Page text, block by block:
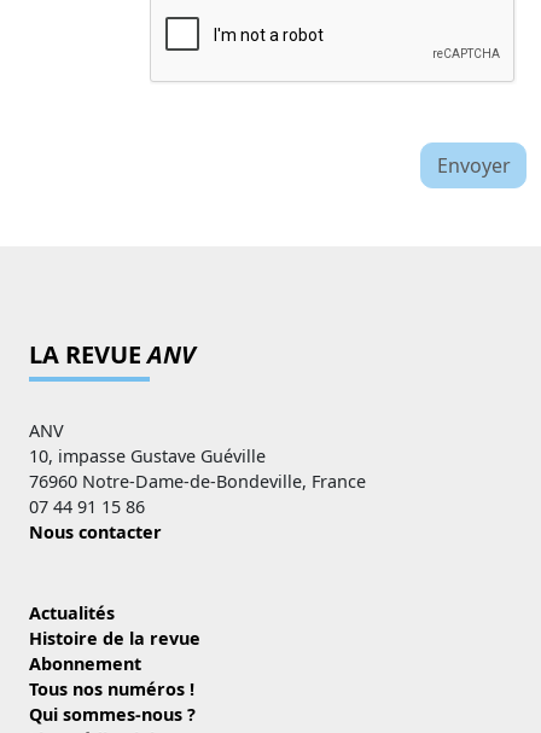
Envoyer
LA REVUEANV
ANV
10, impasse Gustave Guéville
76960 Notre-Dame-de-Bondeville, France
07 44 91 15 86
Nous contacter
Actualités
Histoire de la revue
Abonnement
Tous nos numéros !
Qui sommes-nous ?